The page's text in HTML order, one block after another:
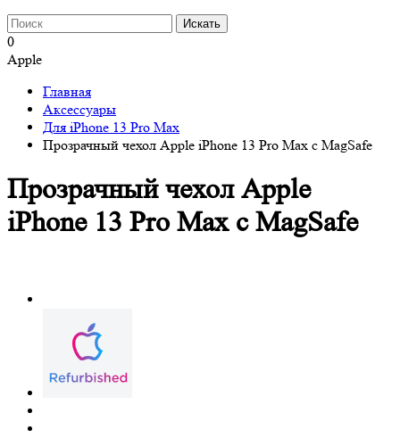
0
Apple
Главная
Аксессуары
Для iPhone 13 Pro Max
Прозрачный чехол Apple iPhone 13 Pro Max c MagSafe
Прозрачный чехол Apple
iPhone 13 Pro Max c MagSafe